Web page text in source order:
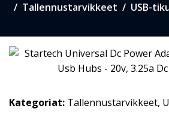
Tallennustarvikkeet USB-
Kategoriat: Tallennustarvikkeet,